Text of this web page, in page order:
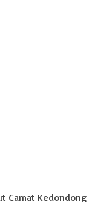
Camat Kedondong